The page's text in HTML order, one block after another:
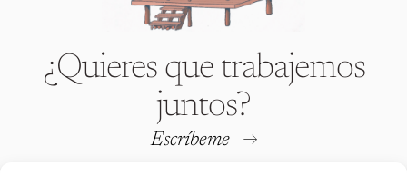
¿Quieres que trabajemos
juntos?
Escríbeme